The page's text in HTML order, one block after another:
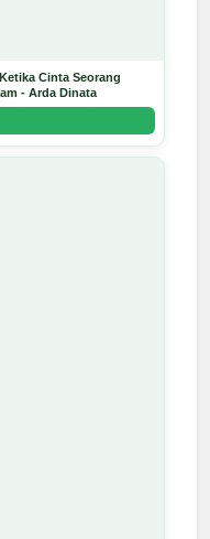
Cinta Seorang
- Arda Dinata